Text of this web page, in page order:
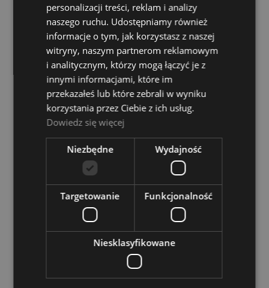
Stefy Line GB100UT Pokrowiec na ukulele
tenorowe
Dostępność:
45,00 zł
Stefy Line GB100UB Pokrowiec na ukulele
barytonowe
personalizacji treści, reklam i analizy
naszego ruchu. Udostępniamy również
informacje o tym, jak korzystasz z naszej
witryny, naszym partnerom reklamowym
i analitycznym, którzy mogą łączyć je z
innymi informacjami, które im
przekazałeś lub które zebrali w wyniku
korzystania przez Ciebie z ich usług.
Dowiedz się więcej
Niezbędne Wydajność
Targetowanie Funkcjonalność
Niesklasyfikowane